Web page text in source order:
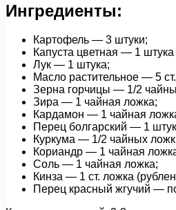
Ингредиенты:
Картофель — 3 штуки;
Капуста цветная — 1
Лук — 1 штука;
Масло растительное — 5
Зерна горчицы — 1/2
Зира — 1 чайная ложка;
Кардамон — 1 чайная
Перец болгарский — 1
Куркума — 1/2 чайных
Кориандр — 1 чайная
Соль — 1 чайная ложка;
Кинза — 1 cт. ложка
Перец красный жгучий —